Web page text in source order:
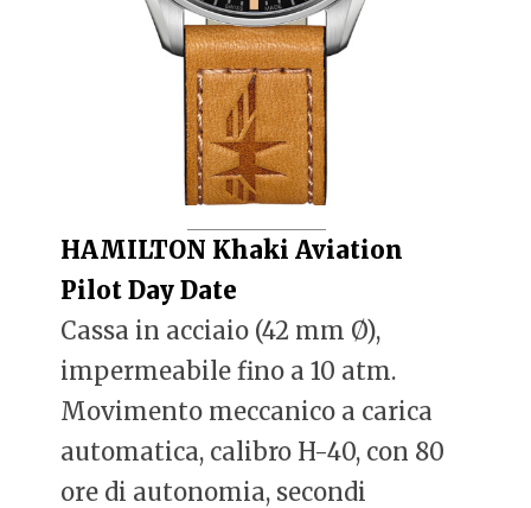
HAMILTON Khaki Aviation
Pilot Day Date
Cassa in acciaio (42 mm Ø),
impermeabile fino a 10 atm.
Movimento meccanico a carica
automatica, calibro H-40, con 80
ore di autonomia, secondi